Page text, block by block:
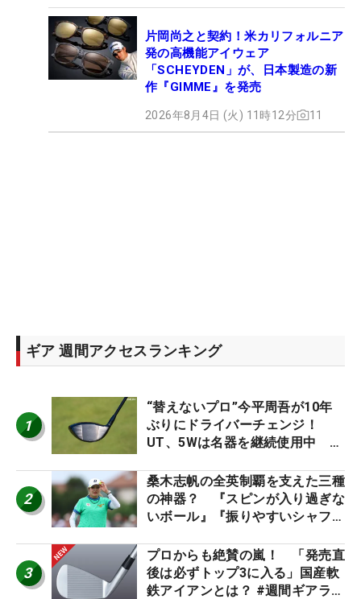
片岡尚之と契約！米カリフォルニア
発の高機能アイウェア
「SCHEYDEN」が、日本製造の新
作『GIMME』を発売
2026年8月4日 (火) 11時12分 11
ギア 週間アクセスランキング
1
“替えないプロ”今平周吾が10年
ぶりにドライバーチェンジ！
UT、5Wは名器を継続使用中 #
2
桑木志帆の全英制覇を支えた三種
の神器？ 『スピンが入り過ぎな
いボール』『振りやすいシャフ
ー』 #女子プロセッティング
3
プロからも絶賛の嵐！ 「発売直
後は必ずトップ3に入る」国産軟
鉄アイアンとは？ #週間ギアラン